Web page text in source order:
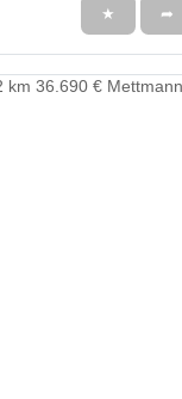
★ ➦